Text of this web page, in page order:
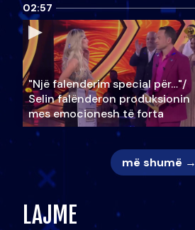
02:57
"Një falenderim special për…"/
Selin falënderon produksionin
mes emocionesh të forta
më shumë →
LAJME